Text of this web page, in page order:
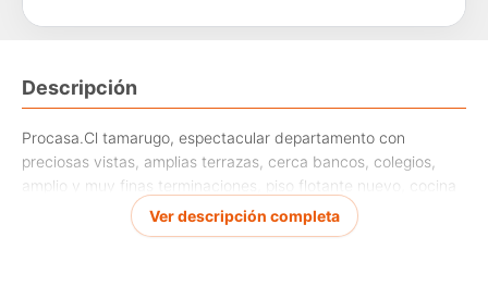
Descripción
Procasa.Cl tamarugo, espectacular departamento con
preciosas vistas, amplias terrazas, cerca bancos, colegios,
amplio y muy finas terminaciones, piso flotante nuevo, cocina
renovada con numerosos muebles. El edificio cuenta con
piscina, gimnasio, jardines.
Ver descripción completa